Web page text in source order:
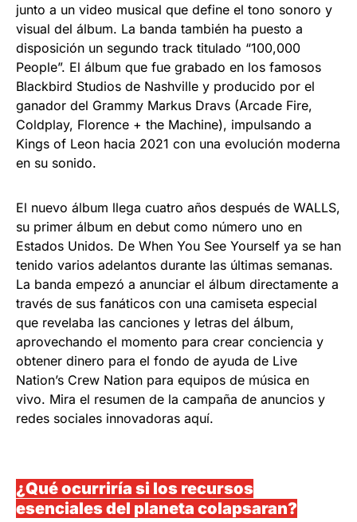
junto a un video musical que define el tono sonoro y
visual del álbum. La banda también ha puesto a
disposición un segundo track titulado “100,000
People”. El álbum que fue grabado en los famosos
Blackbird Studios de Nashville y producido por el
ganador del Grammy Markus Dravs (Arcade Fire,
Coldplay, Florence + the Machine), impulsando a
Kings of Leon hacia 2021 con una evolución moderna
en su sonido.
El nuevo álbum llega cuatro años después de WALLS,
su primer álbum en debut como número uno en
Estados Unidos. De When You See Yourself ya se han
tenido varios adelantos durante las últimas semanas.
La banda empezó a anunciar el álbum directamente a
través de sus fanáticos con una camiseta especial
que revelaba las canciones y letras del álbum,
aprovechando el momento para crear conciencia y
obtener dinero para el fondo de ayuda de Live
Nation’s Crew Nation para equipos de música en
vivo. Mira el resumen de la campaña de anuncios y
redes sociales innovadoras aquí.
¿Qué ocurriría si los recursos
esenciales del planeta colapsaran?